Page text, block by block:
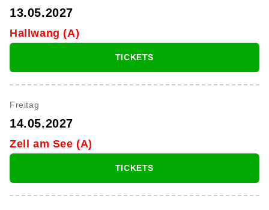
13.05.2027
Hallwang (A)
TICKETS
Freitag
14.05.2027
Zell am See (A)
TICKETS